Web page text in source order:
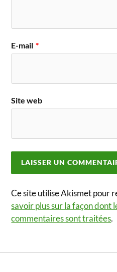
E-mail *
Site web
Ce site utilise Akismet pour
savoir plus sur la façon dont
commentaires sont traitées.